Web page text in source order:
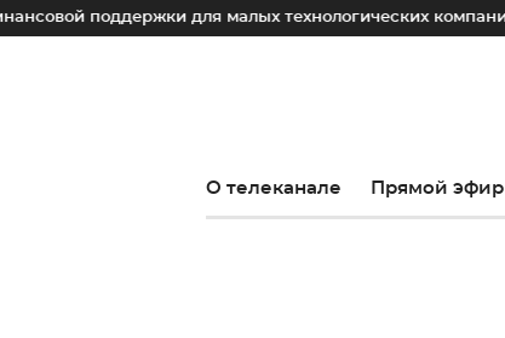
поддержки для малых технологических компаний
О телеканале Прямой эфир